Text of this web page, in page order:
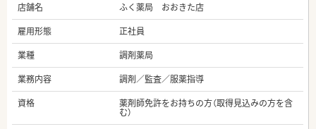
店舗名
ふく薬局 おおきた店
雇用形態
正社員
業種
調剤薬局
業務内容
調剤／監査／服薬指導
資格
薬剤師免許をお持ちの方（取得見込みの方を含
む）